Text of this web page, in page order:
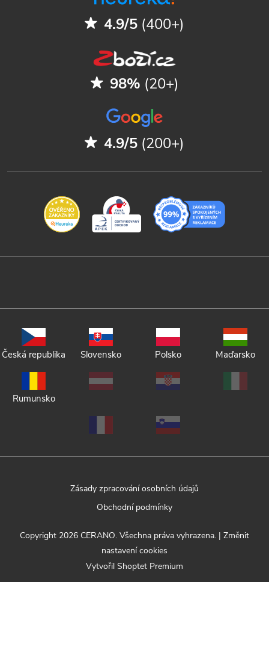
4.9/5 (400+)
98% (20+)
4.9/5 (200+)
Česká republika Slovensko Polsko Maďarsko
Rumunsko
Zásady zpracování osobních údajů
Obchodní podmínky
Vytvořil Shoptet Premium
Copyright 2026 CERANO. Všechna práva vyhrazena. | Změnit
nastavení cookies